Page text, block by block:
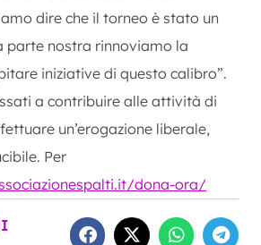
dire che il torneo è stato un
parte nostra rinnoviamo la
iniziative di questo calibro”.
a contribuire alle attività di
un’erogazione liberale,
Per
dona-ora/